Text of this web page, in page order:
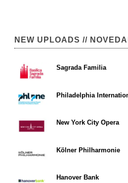
NEW UPLOADS //
Sagrada Familia
Philadelphia
New York City Opera
Kölner Philharmonie
Hanover Bank